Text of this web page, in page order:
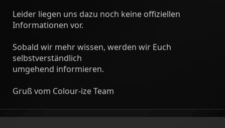
Leider liegen uns dazu noch keine offiziellen
Informationen vor.
Sobald wir mehr wissen, werden wir Euch
selbstverständlich
umgehend informieren.
Gruß vom Colour-ize Team